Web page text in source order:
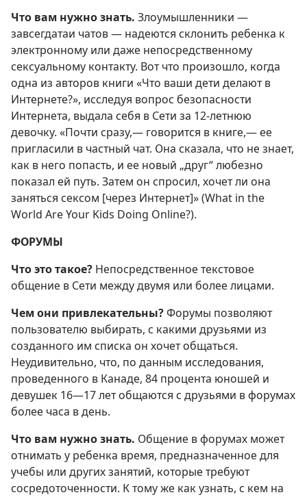
Что вам нужно знать. Злоумышленники —
завсегдатаи чатов — надеются склонить ребенка к
электронному или даже непосредственному
сексуальному контакту. Вот что произошло, когда
одна из авторов книги «Что ваши дети делают в
Интернете?», исследуя вопрос безопасности
Интернета, выдала себя в Сети за 12-летнюю
девочку. «Почти сразу,— говорится в книге,— ее
пригласили в частный чат. Она сказала, что не знает,
как в него попасть, и ее новый „друг“ любезно
показал ей путь. Затем он спросил, хочет ли она
заняться сексом [через Интернет]» (What in the
World Are Your Kids Doing Online?).
ФОРУМЫ
Что это такое? Непосредственное текстовое
общение в Сети между двумя или более лицами.
Чем они привлекательны?Форумы позволяют
пользователю выбирать, с какими друзьями из
созданного им списка он хочет общаться.
Неудивительно, что, по данным исследования,
проведенного в Канаде, 84 процента юношей и
девушек 16—17 лет общаются с друзьями в форумах
более часа в день.
Что вам нужно знать. Общение в форумах может
отнимать у ребенка время, предназначенное для
учебы или других занятий, которые требуют
сосредоточенности. К тому же как узнать, с кем на